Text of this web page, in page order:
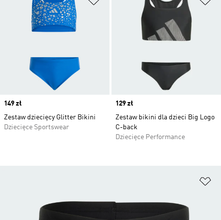
Price
149 zł
Zestaw dziecięcy Glitter Bikini
Dziecięce Sportswear
Price
129 zł
Zestaw bikini dla dzieci Big Logo
C-back
Dziecięce Performance